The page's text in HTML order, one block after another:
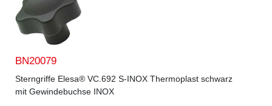
BN20079
Sterngriffe Elesa® VC.692 S-INOX Thermoplast schwarz
mit Gewindebuchse INOX